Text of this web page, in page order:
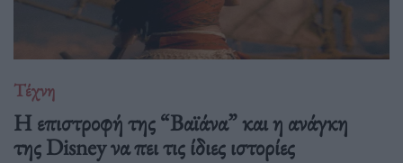
Τέχνη
Η επιστροφή της “Βαϊάνα” και η ανάγκη
της Disney να πει τις ίδιες ιστορίες